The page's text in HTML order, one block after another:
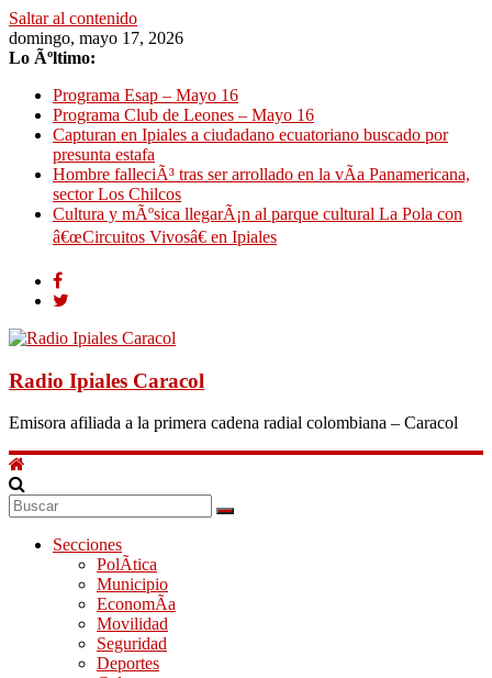
Saltar al contenido
domingo, mayo 17, 2026
Lo Ãºltimo:
Programa Esap – Mayo 16
Programa Club de Leones – Mayo 16
Capturan en Ipiales a ciudadano ecuatoriano buscado por
presunta estafa
Hombre falleciÃ³ tras ser arrollado en la vÃ­a Panamericana,
sector Los Chilcos
Cultura y mÃºsica llegarÃ¡n al parque cultural La Pola con
â€œCircuitos Vivosâ€ en Ipiales
Radio Ipiales Caracol
Emisora afiliada a la primera cadena radial colombiana – Caracol
Secciones
PolÃ­tica
Municipio
EconomÃ­a
Movilidad
Seguridad
Deportes